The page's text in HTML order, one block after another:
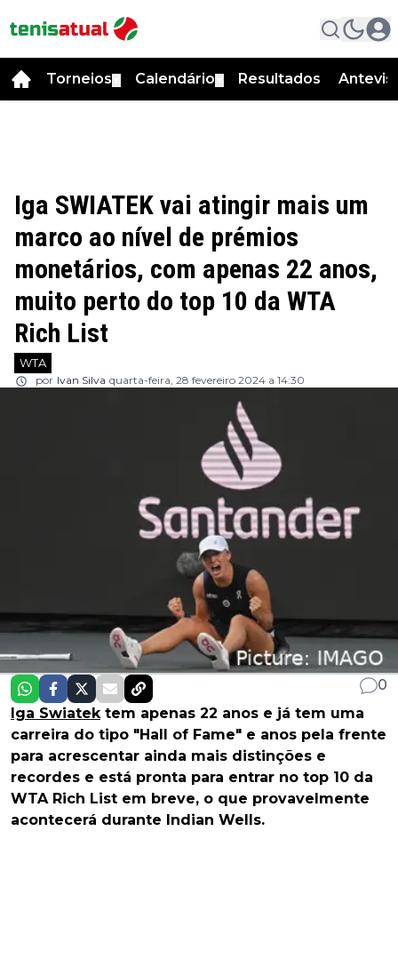
Torneios Calendário Resultados
Iga SWIATEK vai atingir mais um
marco ao nível de prémios
monetários, com apenas 22 anos,
muito perto do top 10 da WTA
Rich List
WTA
por Ivan Silva quarta-feira, 28 fevereiro 2024 a 14:30
0
Iga Swiatek tem apenas 22 anos e já tem uma
carreira do tipo "Hall of Fame" e anos pela frente
para acrescentar ainda mais distinções e
recordes e está pronta para entrar no top 10 da
WTA Rich List em breve, o que provavelmente
acontecerá durante Indian Wells.